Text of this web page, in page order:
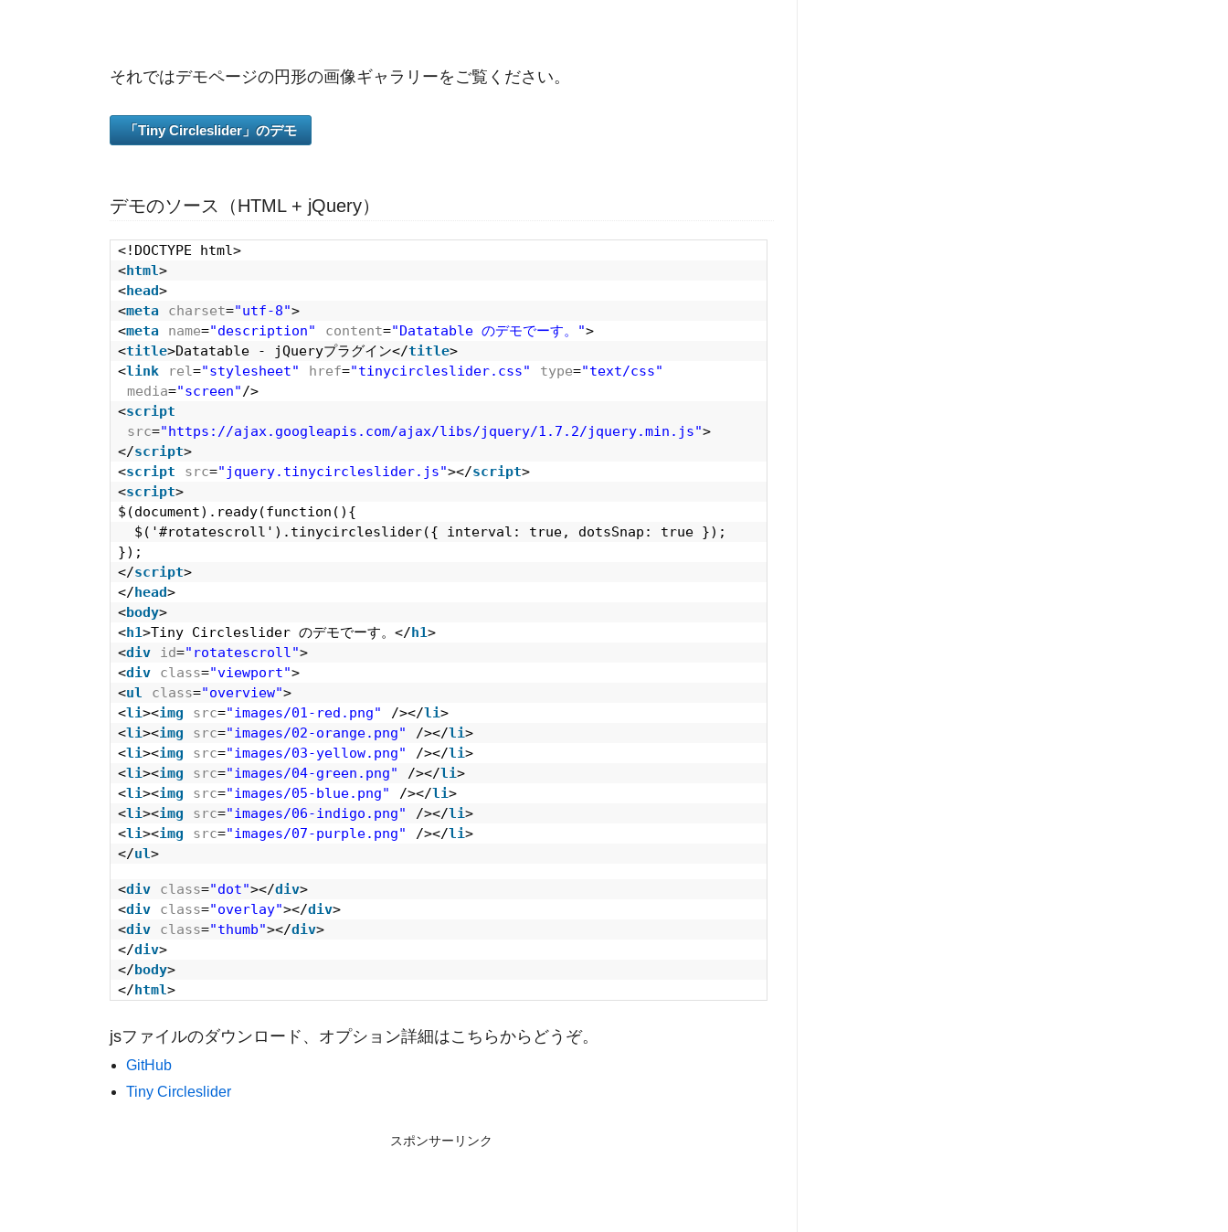
それではデモページの円形の画像ギャラリーをご覧ください。
「Tiny Circleslider」のデモ
デモのソース（HTML + jQuery）
<!DOCTYPE html>
<html>
<head>
<meta charset="utf-8">
<meta name="description" content="Datatable のデモでーす。">
<title>Datatable - jQueryプラグイン</title>
<link rel="stylesheet" href="tinycircleslider.css" type="text/css"
media="screen"/>
<script
src="https://ajax.googleapis.com/ajax/libs/jquery/1.7.2/jquery.min.js">
</script>
<script src="jquery.tinycircleslider.js"></script>
<script>
$(document).ready(function(){
$('#rotatescroll').tinycircleslider({ interval: true, dotsSnap: true });
});
</script>
</head>
<body>
<h1>Tiny Circleslider のデモでーす。</h1>
<div id="rotatescroll">
<div class="viewport">
<ul class="overview">
<li><img src="images/01-red.png" /></li>
<li><img src="images/02-orange.png" /></li>
<li><img src="images/03-yellow.png" /></li>
<li><img src="images/04-green.png" /></li>
<li><img src="images/05-blue.png" /></li>
<li><img src="images/06-indigo.png" /></li>
<li><img src="images/07-purple.png" /></li>
</ul>
<div class="dot"></div>
<div class="overlay"></div>
<div class="thumb"></div>
</div>
</body>
</html>
jsファイルのダウンロード、オプション詳細はこちらからどうぞ。
GitHub
Tiny Circleslider
スポンサーリンク